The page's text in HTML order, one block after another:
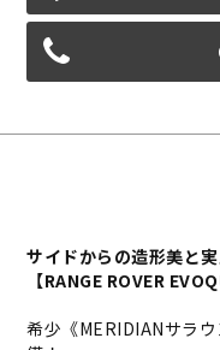
サイドからの造形美と
【RANGE ROVER
希少《MERIDIANサラ